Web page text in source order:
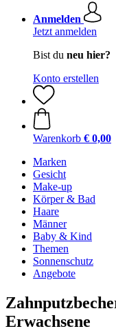
Anmelden
Jetzt anmelden
Bist du neu hier?
Konto erstellen
Warenkorb € 0,00
Marken
Gesicht
Make-up
Körper & Bad
Haare
Männer
Baby & Kind
Themen
Sonnenschutz
Angebote
Erwachsene